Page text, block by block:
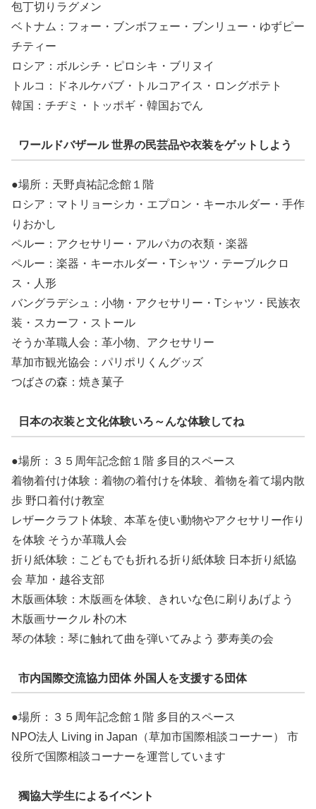
包丁切りラグメン
ベトナム：フォー・ブンボフェー・ブンリュー・ゆずピー
チティー
ロシア：ボルシチ・ピロシキ・ブリヌイ
トルコ：ドネルケバブ・トルコアイス・ロングポテト
韓国：チヂミ・トッポギ・韓国おでん
ワールドバザール 世界の民芸品や衣装をゲットしよう
●場所：天野貞祐記念館１階
ロシア：マトリョーシカ・エプロン・キーホルダー・手作
りおかし
ペルー：アクセサリー・アルパカの衣類・楽器
ペルー：楽器・キーホルダー・Tシャツ・テーブルクロ
ス・人形
バングラデシュ：小物・アクセサリー・Tシャツ・民族衣
装・スカーフ・ストール
そうか革職人会：革小物、アクセサリー
草加市観光協会：パリポリくんグッズ
つばさの森：焼き菓子
日本の衣装と文化体験いろ～んな体験してね
●場所：３５周年記念館１階 多目的スペース
着物着付け体験：着物の着付けを体験、着物を着て場内散
歩 野口着付け教室
レザークラフト体験、本革を使い動物やアクセサリー作り
を体験 そうか革職人会
折り紙体験：こどもでも折れる折り紙体験 日本折り紙協
会 草加・越谷支部
木版画体験：木版画を体験、きれいな色に刷りあげよう
木版画サークル 朴の木
琴の体験：琴に触れて曲を弾いてみよう 夢寿美の会
市内国際交流協力団体 外国人を支援する団体
●場所：３５周年記念館１階 多目的スペース
NPO法人 Living in Japan（草加市国際相談コーナー） 市
役所で国際相談コーナーを運営しています
獨協大学生によるイベント